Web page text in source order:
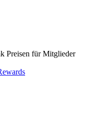
Preisen für Mitglieder